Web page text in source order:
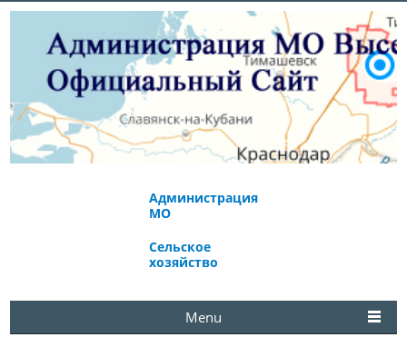
Администрация
МО
Сельское
хозяйство
Menu